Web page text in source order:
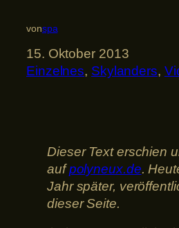
vonspa
15. Oktober 2013
Einzelnes, Skylanders,
Dieser Text erschien
aufpolyneux.de.
Jahr später,
dieser Seite.